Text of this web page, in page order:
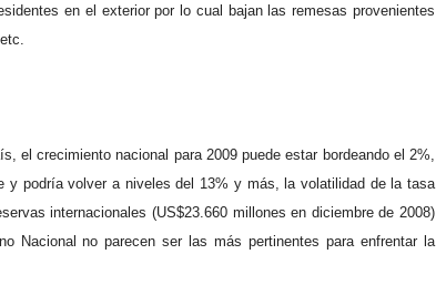
en el exterior por lo cual bajan las remesas provenientes
el crecimiento nacional para 2009 puede estar bordeando el 2%,
y podría volver a niveles del 13% y más, la volatilidad de la tasa
internacionales (US$23.660 millones en diciembre de 2008)
Nacional no parecen ser las más pertinentes para enfrentar la